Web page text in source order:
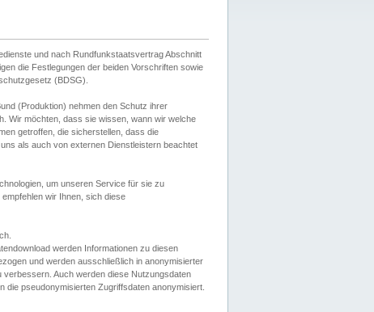
und nach Rundfunkstaatsvertrag Abschnitt
die Festlegungen der beiden Vorschriften sowie
(BDSG).
(Produktion) nehmen den Schutz ihrer
Wir möchten, dass sie wissen, wann wir welche
getroffen, die sicherstellen, dass die
als auch von externen Dienstleistern beachtet
um unseren Service für sie zu
wir Ihnen, sich diese
werden Informationen zu diesen
und werden ausschließlich in anonymisierter
Auch werden diese Nutzungsdaten
die pseudonymisierten Zugriffsdaten anonymisiert.